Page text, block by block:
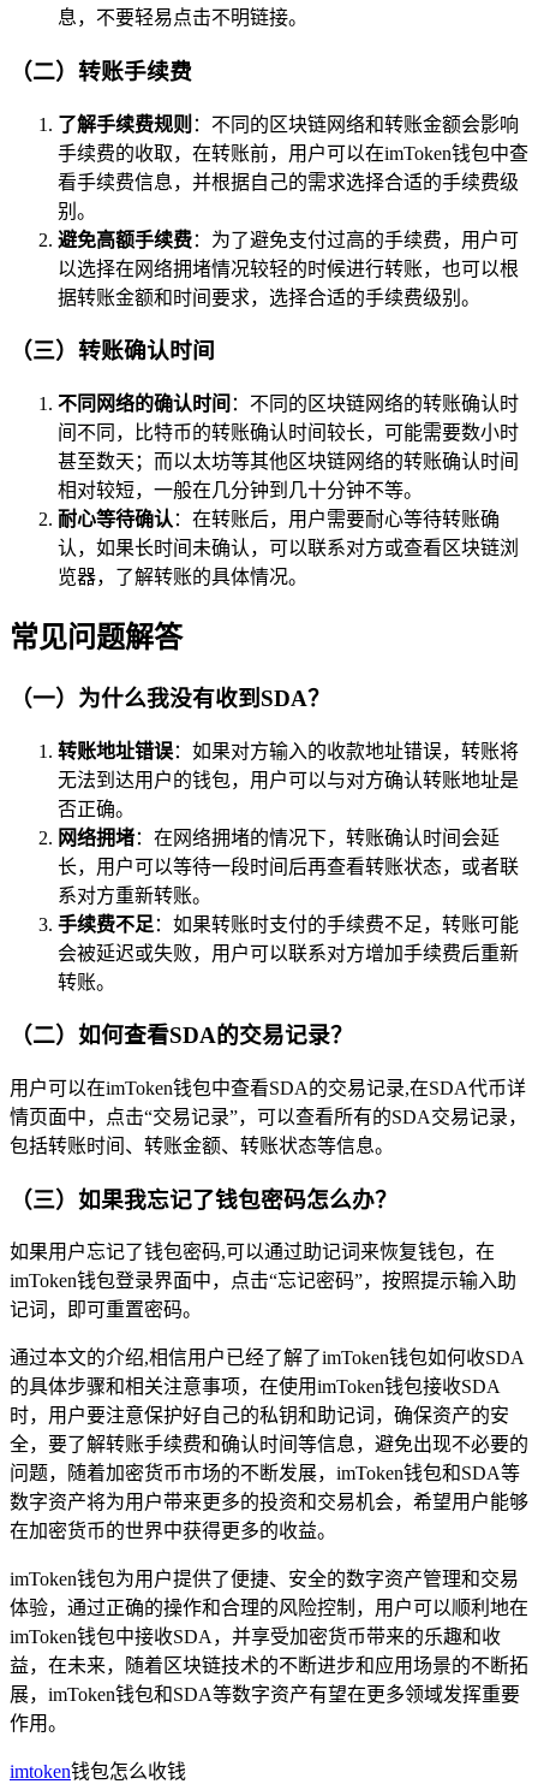
息，不要轻易点击不明链接。
（二）转账手续费
了解手续费规则 ：不同的区块链网络和转账金额会影响
手续费的收取，在转账前，用户可以在imToken钱包中查
看手续费信息，并根据自己的需求选择合适的手续费级
别。
避免高额手续费：为了避免支付过高的手续费，用户可
以选择在网络拥堵情况较轻的时候进行转账，也可以根
据转账金额和时间要求，选择合适的手续费级别。
（三）转账确认时间
不同网络的确认时间 ：不同的区块链网络的转账确认时
间不同，比特币的转账确认时间较长，可能需要数小时
甚至数天；而以太坊等其他区块链网络的转账确认时间
相对较短，一般在几分钟到几十分钟不等。
耐心等待确认 ：在转账后，用户需要耐心等待转账确
认，如果长时间未确认，可以联系对方或查看区块链浏
览器，了解转账的具体情况。
常见问题解答
（一）为什么我没有收到SDA？
转账地址错误：如果对方输入的收款地址错误，转账将
无法到达用户的钱包，用户可以与对方确认转账地址是
否正确。
网络拥堵：在网络拥堵的情况下，转账确认时间会延
长，用户可以等待一段时间后再查看转账状态，或者联
系对方重新转账。
手续费不足 ：如果转账时支付的手续费不足，转账可能
会被延迟或失败，用户可以联系对方增加手续费后重新
转账。
（二）如何查看SDA的交易记录？
用户可以在imToken钱包中查看SDA的交易记录,在SDA代币详
情页面中，点击“交易记录”，可以查看所有的SDA交易记录，
包括转账时间、转账金额、转账状态等信息。
（三）如果我忘记了钱包密码怎么办？
如果用户忘记了钱包密码,可以通过助记词来恢复钱包，在
imToken钱包登录界面中，点击“忘记密码”，按照提示输入助
记词，即可重置密码。
通过本文的介绍,相信用户已经了解了imToken钱包如何收SDA
的具体步骤和相关注意事项，在使用imToken钱包接收SDA
时，用户要注意保护好自己的私钥和助记词，确保资产的安
全，要了解转账手续费和确认时间等信息，避免出现不必要的
问题，随着加密货币市场的不断发展，imToken钱包和SDA等
数字资产将为用户带来更多的投资和交易机会，希望用户能够
在加密货币的世界中获得更多的收益。
imToken钱包为用户提供了便捷、安全的数字资产管理和交易
体验，通过正确的操作和合理的风险控制，用户可以顺利地在
imToken钱包中接收SDA，并享受加密货币带来的乐趣和收
益，在未来，随着区块链技术的不断进步和应用场景的不断拓
展，imToken钱包和SDA等数字资产有望在更多领域发挥重要
作用。
imtoken钱包怎么收钱